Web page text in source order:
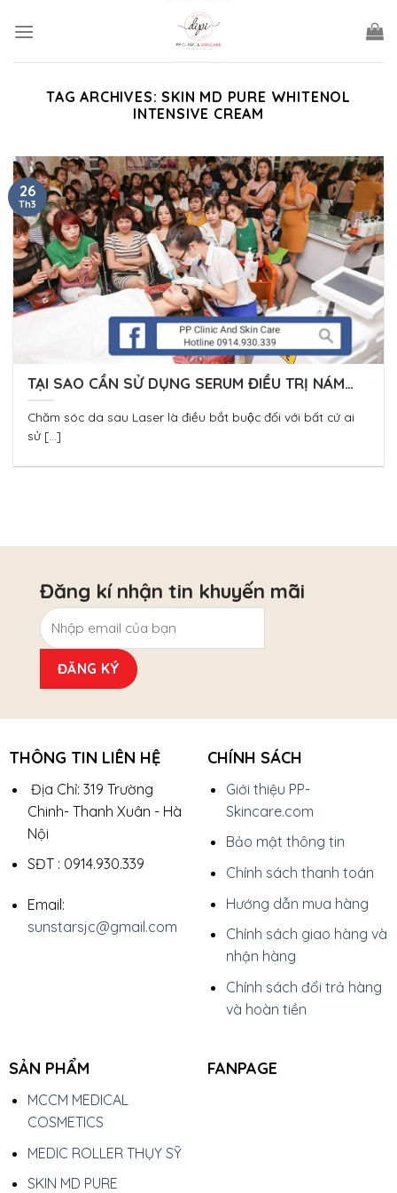
TAG ARCHIVES:SKIN MD PURE WHITENOL
INTENSIVE CREAM
TẠI SAO CẦN SỬ DỤNG SERUM ĐIỀU TRỊ NÁM
PURE WHITENOL SKIN MD* SAU LASER
Chăm sóc da sau Laser là điều bắt buộc đối với bất cứ ai
sử [...]
26
Th3
Đăng kí nhận tin khuyến mãi
THÔNG TIN LIÊN HỆ
Địa Chỉ: 319 Trường
Chinh- Thanh Xuân - Hà
Nội
SĐT : 0914.930.339
Email:
sunstarsjc@gmail.com
CHÍNH SÁCH
Giới thiệu PP-
Skincare.com
Bảo mật thông tin
Chính sách thanh toán
Hướng dẫn mua hàng
Chính sách giao hàng và
nhận hàng
Chính sách đổi trả hàng
và hoàn tiền
SẢN PHẨM
MCCM MEDICAL
COSMETICS
MEDIC ROLLER THỤY SỸ
SKIN MD PURE
FANPAGE